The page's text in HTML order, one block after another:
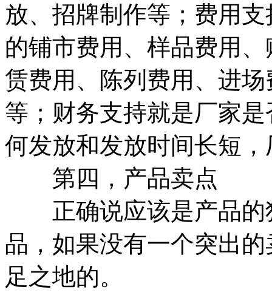
放、招牌制作等；费用
的铺市费用、样品费用
赁费用、陈列费用、进
等；财务支持就是厂家
何发放和发放时间长短
第四，产品卖点
正确说应该是产品的
品，如果没有一个突出
足之地的。